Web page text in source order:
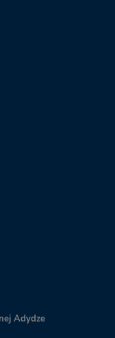
Adydze